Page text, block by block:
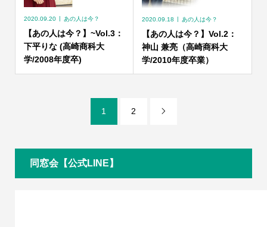
2020.09.20 あの人は今？
【あの人は今？】~Vol.3：
下平りな (高崎商科大
学/2008年度卒)
2020.09.18 あの人は今？
【あの人は今？】Vol.2：
神山 兼亮（高崎商科大
学/2010年度卒業）
1 2 
同窓会【公式LINE】